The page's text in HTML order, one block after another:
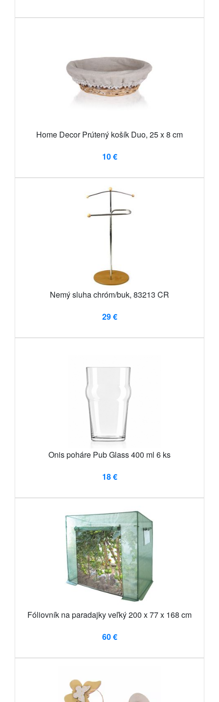
Home Decor Prútený košík Duo, 25 x 8 cm
10 €
Nemý sluha chróm/buk, 83213 CR
29 €
Onis poháre Pub Glass 400 ml 6 ks
18 €
Fóliovník na paradajky veľký 200 x 77 x 168 cm
60 €